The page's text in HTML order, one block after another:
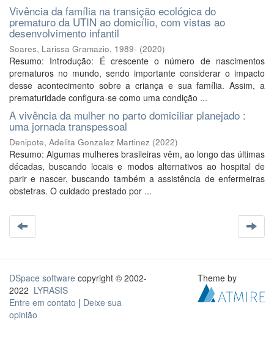
Vivência da família na transição ecológica do
prematuro da UTIN ao domicílio, com vistas ao
desenvolvimento infantil
Soares, Larissa Gramazio, 1989- (2020)
Resumo: Introdução: É crescente o número de nascimentos
prematuros no mundo, sendo importante considerar o impacto
desse acontecimento sobre a criança e sua família. Assim, a
prematuridade configura-se como uma condição ...
A vivência da mulher no parto domiciliar planejado :
uma jornada transpessoal
Denipote, Adelita Gonzalez Martinez (2022)
Resumo: Algumas mulheres brasileiras vêm, ao longo das últimas
décadas, buscando locais e modos alternativos ao hospital de
parir e nascer, buscando também a assistência de enfermeiras
obstetras. O cuidado prestado por ...
DSpace software copyright © 2002-
2022 LYRASIS
Entre em contato | Deixe sua
opinião
Theme by